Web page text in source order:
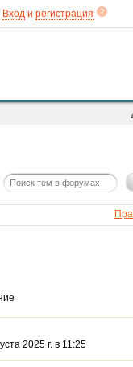
Вход и регистрация
2025 г. в 11:25